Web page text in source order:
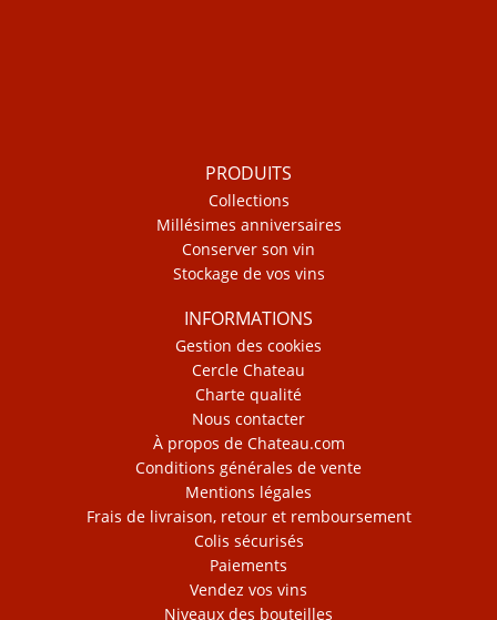
PRODUITS
Collections
Millésimes anniversaires
Conserver son vin
Stockage de vos vins
INFORMATIONS
Gestion des cookies
Cercle Chateau
Charte qualité
Nous contacter
À propos de Chateau.com
Conditions générales de vente
Mentions légales
Frais de livraison, retour et remboursement
Colis sécurisés
Paiements
Vendez vos vins
Niveaux des bouteilles